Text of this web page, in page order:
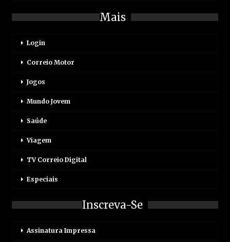
Mais
Login
Correio Motor
Jogos
Mundo Jovem
Saúde
Viagem
TV Correio Digital
Especiais
Inscreva-Se
Assinatura Impressa